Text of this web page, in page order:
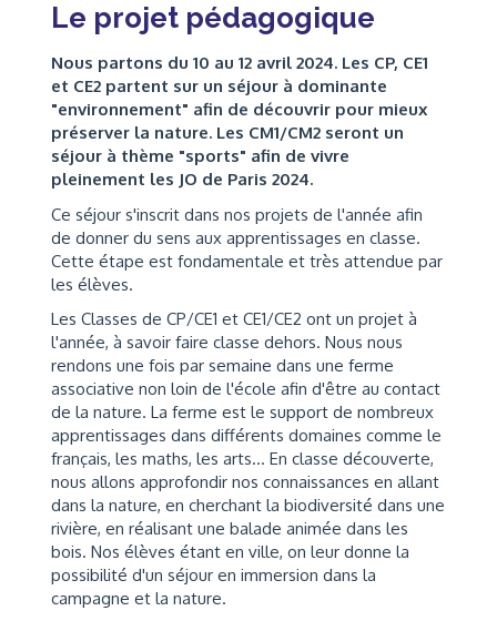
Le projet pédagogique
Nous partons du 10 au 12 avril 2024. Les CP, CE1
et CE2 partent sur un séjour à dominante
"environnement" afin de découvrir pour mieux
préserver la nature. Les CM1/CM2 seront un
séjour à thème "sports" afin de vivre
pleinement les JO de Paris 2024.
Ce séjour s'inscrit dans nos projets de l'année afin
de donner du sens aux apprentissages en classe.
Cette étape est fondamentale et très attendue par
les élèves.
Les Classes de CP/CE1 et CE1/CE2 ont un projet à
l'année, à savoir faire classe dehors. Nous nous
rendons une fois par semaine dans une ferme
associative non loin de l'école afin d'être au contact
de la nature. La ferme est le support de nombreux
apprentissages dans différents domaines comme le
français, les maths, les arts... En classe découverte,
nous allons approfondir nos connaissances en allant
dans la nature, en cherchant la biodiversité dans une
rivière, en réalisant une balade animée dans les
bois. Nos élèves étant en ville, on leur donne la
possibilité d'un séjour en immersion dans la
campagne et la nature.